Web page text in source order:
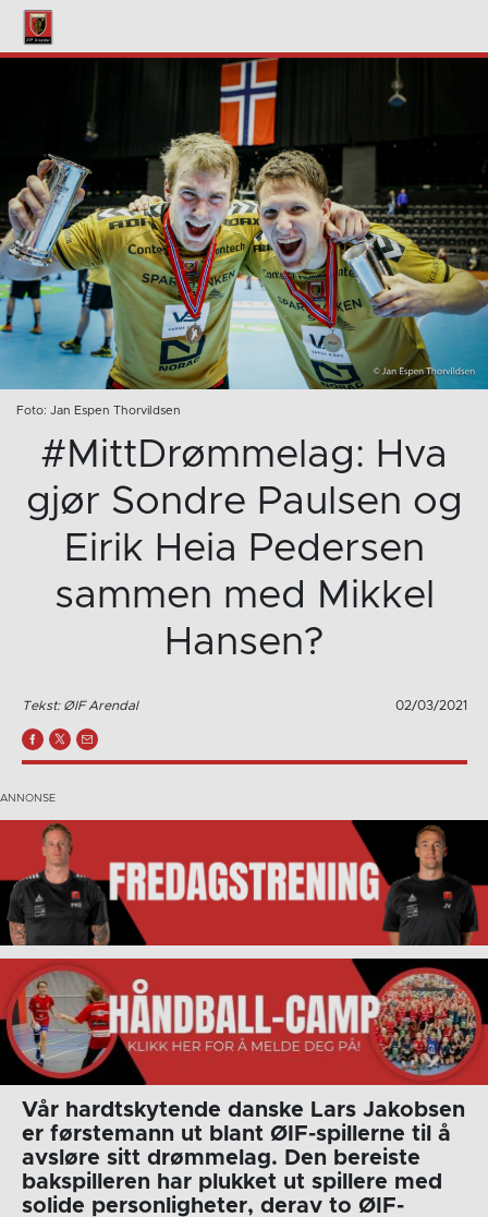
Foto: Jan Espen Thorvildsen
#MittDrømmelag: Hva
gjør Sondre Paulsen og
Eirik Heia Pedersen
sammen med Mikkel
Hansen?
Tekst: ØIF Arendal 02/03/2021
Vår hardtskytende danske Lars Jakobsen
er førstemann ut blant ØIF-spillerne til å
avsløre sitt drømmelag. Den bereiste
bakspilleren har plukket ut spillere med
solide personligheter, derav to ØIF-